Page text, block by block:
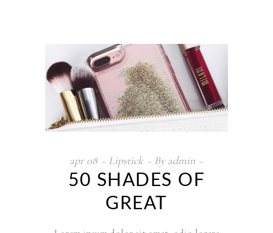
apr 08 Lipstick Byadmin
50 SHADES OF
GREAT